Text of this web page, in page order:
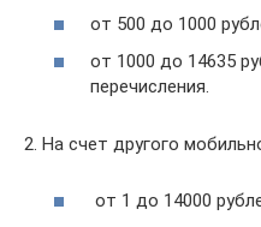
от 500 до 1000
от 1000 до 14635
перечисления.
2. На счет другого
от 1 до 14000